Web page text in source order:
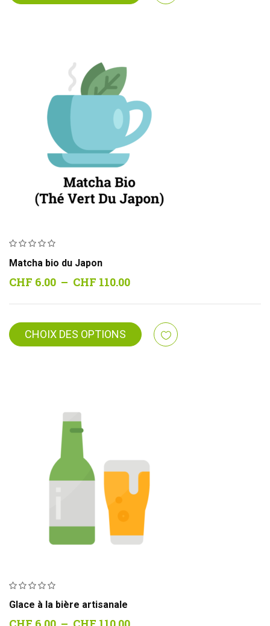
Matcha bio du Japon
CHF 6.00 – CHF 110.00Plage
CHF 6.00
CHOIX DES OPTIONS
Glace à la bière artisanale